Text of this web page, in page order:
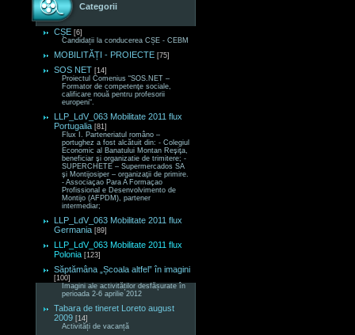
Categorii
CȘE [6]
Candidații la conducerea CȘE - CEBM
MOBILITĂȚI - PROIECTE [75]
SOS NET [14]
Proiectul Comenius “SOS.NET –
Formator de competenţe sociale,
calificare nouă pentru profesorii
europeni“.
LLP_LdV_063 Mobilitate 2011 flux
Portugalia [81]
Flux I. Parteneriatul româno –
portughez a fost alcătuit din: - Colegiul
Economic al Banatului Montan Reşiţa,
beneficiar şi organizatie de trimitere; -
SUPERCHETE – Supermercados SA
şi Montijosiper – organizaţii de primire.
- Associaçao Para A Formaçao
Profissional e Desenvolvimento de
Montijo (AFPDM), partener
intermediar;
LLP_LdV_063 Mobilitate 2011 flux
Germania [89]
LLP_LdV_063 Mobilitate 2011 flux
Polonia [123]
Săptămâna „Școala altfel” în imagini
[100]
Imagini ale activităților desfășurate în
perioada 2-6 aprilie 2012
Tabara de tineret Loreto august
2009 [14]
Activități de vacanță